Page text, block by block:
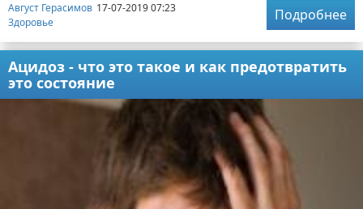
Август Герасимов 17-07-2019 07:23
Здоровье
Подробнее
Ацидоз - что это такое и как предотвратить
это состояние